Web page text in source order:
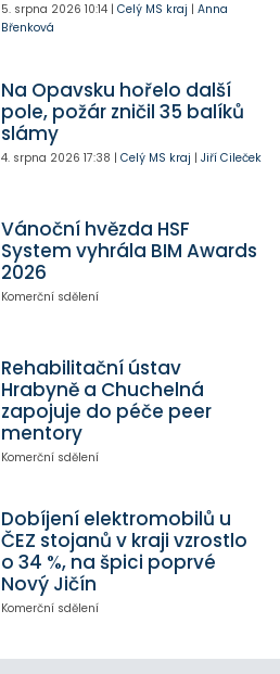
5. srpna 2026 10:14| Celý MS kraj | Anna
Břenková
Na Opavsku hořelo další
pole, požár zničil 35 balíků
slámy
4. srpna 2026 17:38 | Celý MS kraj | Jiří Cileček
Vánoční hvězda HSF
System vyhrála BIM Awards
2026
Komerční sdělení
Rehabilitační ústav
Hrabyně a Chuchelná
zapojuje do péče peer
mentory
Komerční sdělení
Dobíjení elektromobilů u
ČEZ stojanů v kraji vzrostlo
o 34 %, na špici poprvé
Nový Jičín
Komerční sdělení